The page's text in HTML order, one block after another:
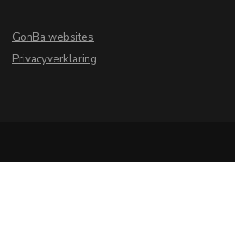
GonBa websites
Privacyverklaring